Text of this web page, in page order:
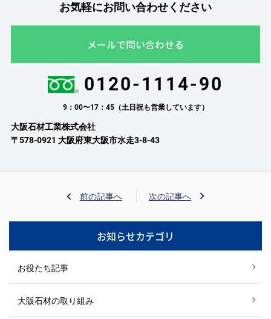
お気軽にお問い合わせください
メールで問い合わせる
0120-1114-90
9：00〜17：45（土日祝も営業しています）
大阪石材工業株式会社
〒578-0921 大阪府東大阪市水走3-8-43
前の記事へ 次の記事へ
お知らせカテゴリ
お役たち記事
大阪石材の取り組み